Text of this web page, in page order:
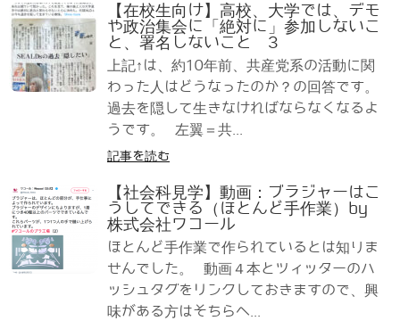
【在校生向け】高校、大学では、デモ
や政治集会に「絶対に」参加しないこ
と、署名しないこと 3
上記↑は、約10年前、共産党系の活動に関
わった人はどうなったのか？の回答です。
過去を隠して生きなければならなくなるよ
うです。 左翼＝共...
記事を読む
【社会科見学】動画：ブラジャーはこ
うしてできる（ほとんど手作業）by
株式会社ワコール
ほとんど手作業で作られているとは知りま
せんでした。 動画４本とツィッターのハ
ッシュタグをリンクしておきますので、興
味がある方はそちらへ...